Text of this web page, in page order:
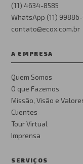
(11) 4634-8585
WhatsApp (11) 99886-
contato@ecox.com.br
A EMPRESA
Quem Somos
O que Fazemos
Missão, Visão e
Clientes
Tour Virtual
Imprensa
SERVIÇOS